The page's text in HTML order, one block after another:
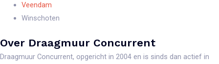
Veendam
Winschoten
Over Draagmuur Concurrent
Draagmuur Concurrent, opgericht in 2004 en is sinds dan actief in